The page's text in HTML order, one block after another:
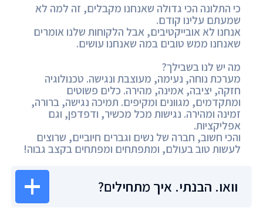
כי התלונה הכי גדולה שאנחנו מקבלים, זה למה לא
שמעתם עלינו קודם.
אנחנו לא אובייקטיבים, אבל הלקוחות שלנו אומרים
שאנחנו ממש טובים במה שאנחנו עושים.
מה יש לנו בשבילך?
מערכת נוחה, נעימה, מעוצבת ונגישה. טכנולוגיה
חזקה, יציבה, אמינה, מהירה. כלים פשוטים
ומתקדמים, מגוונים ומקיפים. תמיכה נגישה, ברורה,
זמינה ומהירה. נגישות מכל מכשיר, ודפדפן, וגם
אפליקציות.
והכי חשוב, חברה של נשים וגברים חיוביים, שרוצים
לעשות טוב בעולם, ומתפתחים ומפתחים בקצב גבוה!
וואו. הבנתי. איך מתחילים?